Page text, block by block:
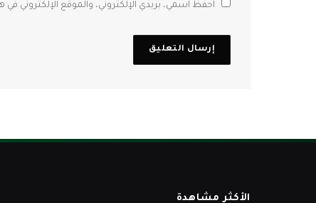
احفظ اسمي، بريدي الإلكتروني، والموقع الإلكتروني
الأكثر مشاهدة